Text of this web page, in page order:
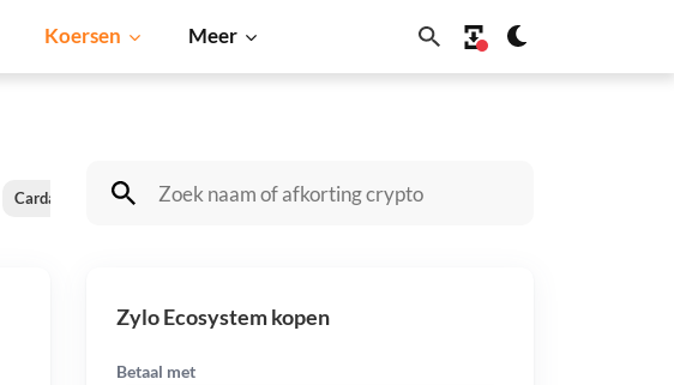
Koersen Meer
Cardano Shiba Inu Dogecoin Solana BNB
Zylo Ecosystem kopen
Betaal met